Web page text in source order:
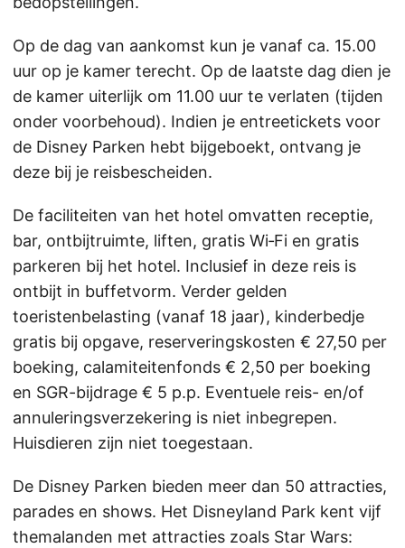
Op de dag van aankomst kun je vanaf ca. 15.00
uur op je kamer terecht. Op de laatste dag dien je
de kamer uiterlijk om 11.00 uur te verlaten (tijden
onder voorbehoud). Indien je entreetickets voor
de Disney Parken hebt bijgeboekt, ontvang je
deze bij je reisbescheiden.
De faciliteiten van het hotel omvatten receptie,
bar, ontbijtruimte, liften, gratis Wi‑Fi en gratis
parkeren bij het hotel. Inclusief in deze reis is
ontbijt in buffetvorm. Verder gelden
toeristenbelasting (vanaf 18 jaar), kinderbedje
gratis bij opgave, reserveringskosten € 27,50 per
boeking, calamiteitenfonds € 2,50 per boeking
en SGR-bijdrage € 5 p.p. Eventuele reis- en/of
annuleringsverzekering is niet inbegrepen.
Huisdieren zijn niet toegestaan.
De Disney Parken bieden meer dan 50 attracties,
parades en shows. Het Disneyland Park kent vijf
themalanden met attracties zoals Star Wars: